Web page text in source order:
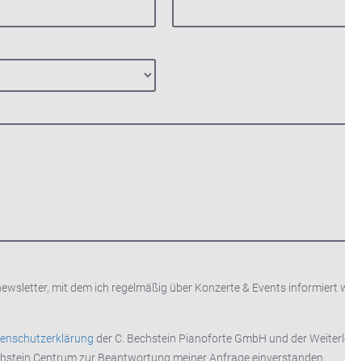
mit dem ich regelmäßig über Konzerte & Events informiert
der C. Bechstein Pianoforte GmbH und der
Centrum zur Beantwortung meiner Anfrage einverstanden.